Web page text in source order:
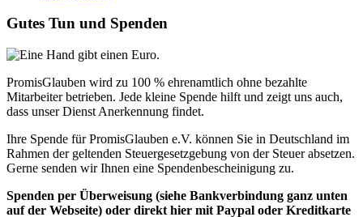
Gutes Tun und Spenden
PromisGlauben wird zu 100 % ehrenamtlich ohne bezahlte
Mitarbeiter betrieben. Jede kleine Spende hilft und zeigt uns auch,
dass unser Dienst Anerkennung findet.
Ihre Spende für PromisGlauben e.V. können Sie in Deutschland im
Rahmen der geltenden Steuergesetzgebung von der Steuer absetzen.
Gerne senden wir Ihnen eine Spendenbescheinigung zu.
Spenden per Überweisung (siehe Bankverbindung ganz unten
auf der Webseite) oder direkt hier mit Paypal oder Kreditkarte